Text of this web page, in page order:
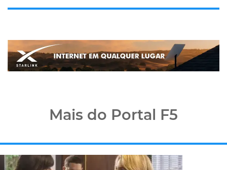
Mais do Portal F5